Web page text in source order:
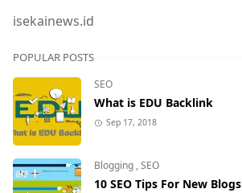
isekainews.id
POPULAR POSTS
SEO
What is EDU Backlink
Sep 17, 2018
Blogging,SEO
10 SEO Tips For New Blogs